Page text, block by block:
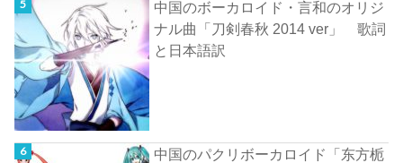
中国のボーカロイド・言和のオリジ
ナル曲「刀剣春秋 2014 ver」 歌詞
と日本語訳
中国のパクリボーカロイド「东方栀